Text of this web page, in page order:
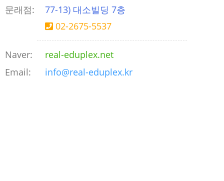
문래점:
77-13) 대소빌딩 7층
02-2675-5537
Naver:
real-eduplex.net
Email:
info@real-eduplex.kr